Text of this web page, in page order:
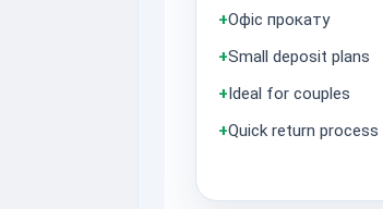
+Офіс прокату
+Small deposit plans
+Ideal for couples
+Quick return process